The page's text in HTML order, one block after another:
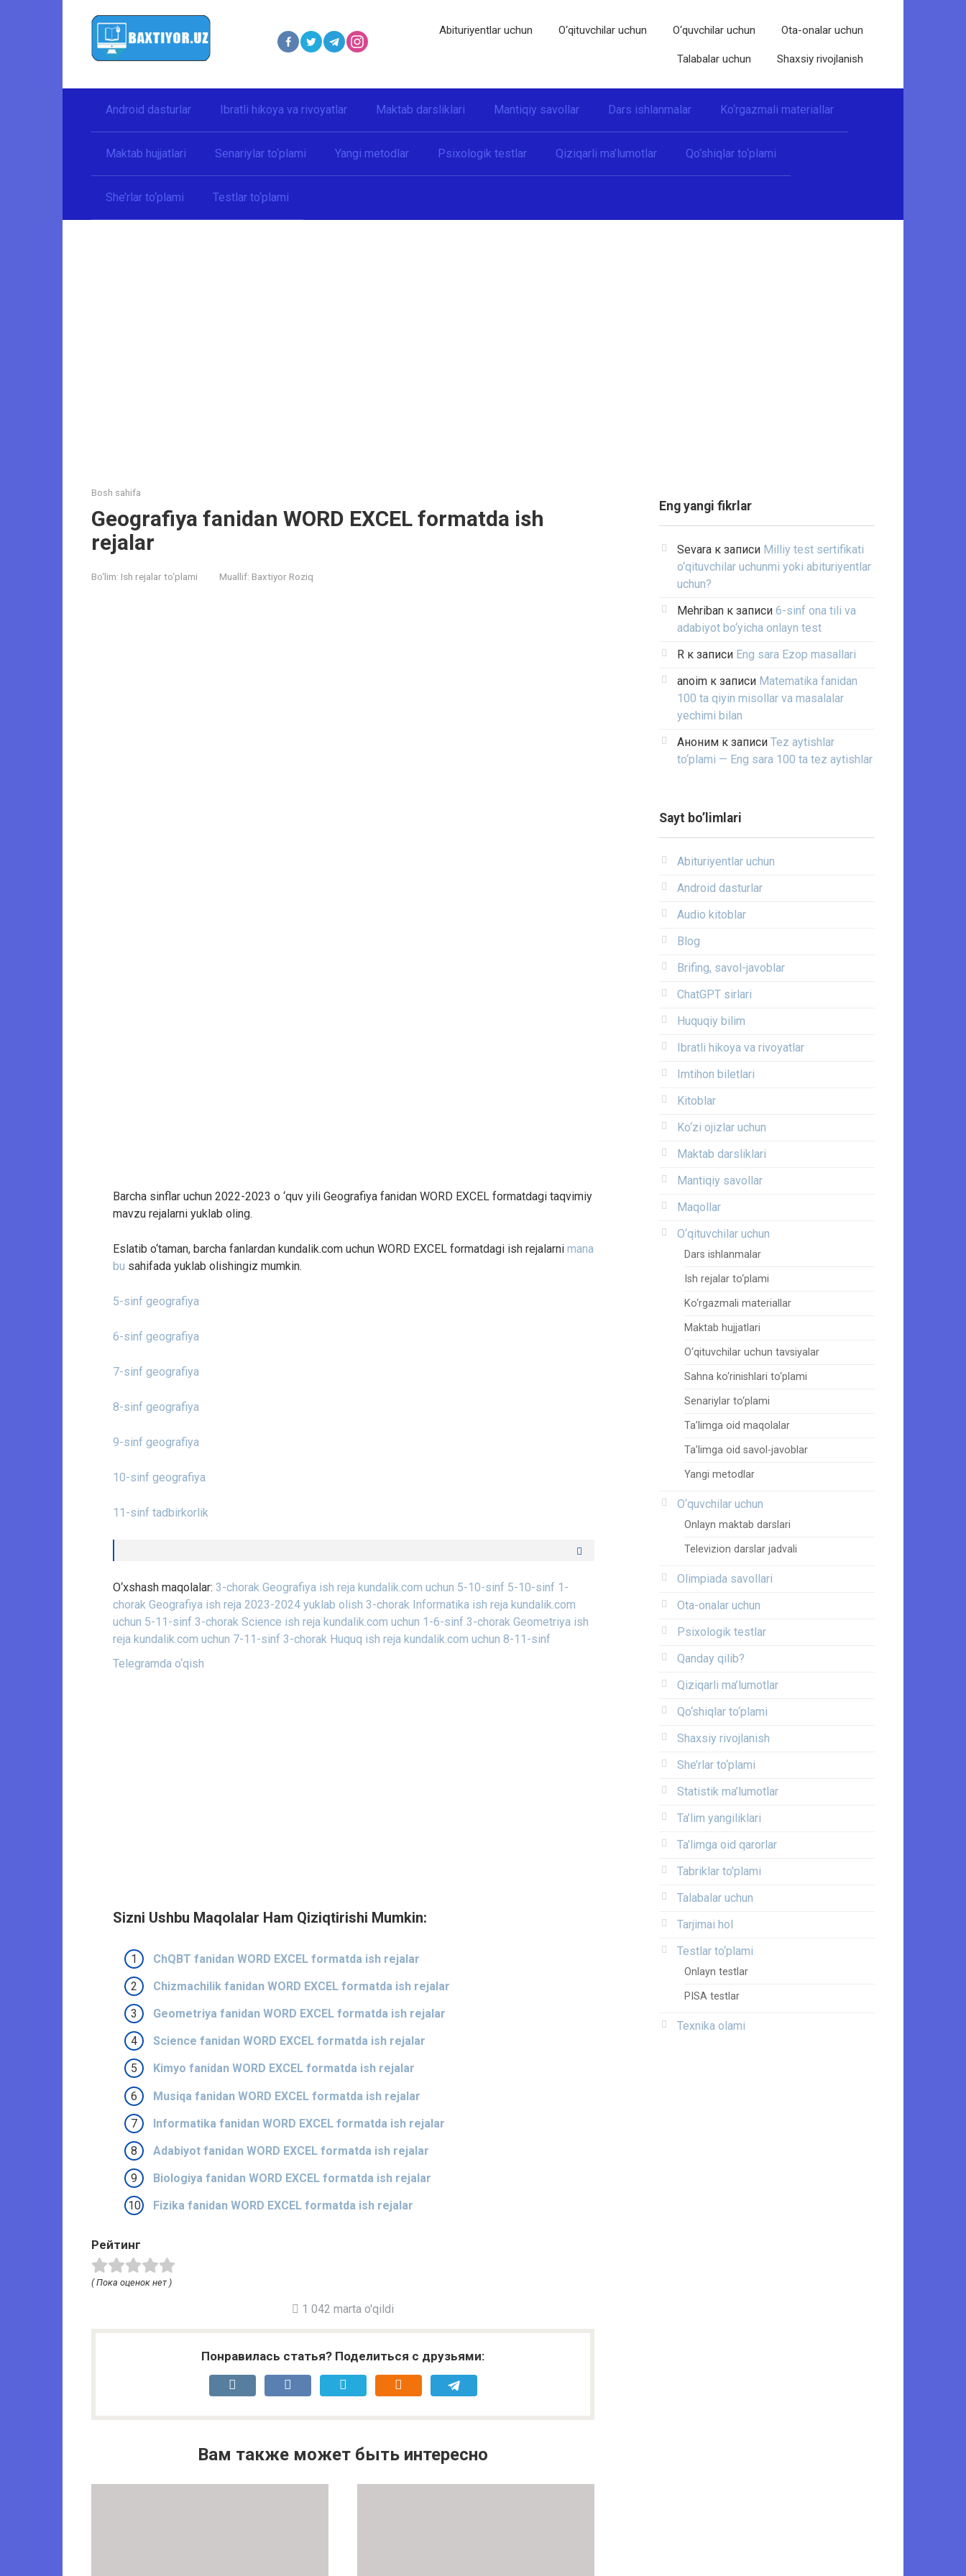
Abituriyentlar uchun O‘qituvchilar uchun O‘quvchilar uchun Ota-onalar uchun
Talabalar uchun Shaxsiy rivojlanish
Android dasturlar Ibratli hikoya va rivoyatlar Maktab darsliklari Mantiqiy savollar Dars ishlanmalar Ko‘rgazmali materiallar
Maktab hujjatlari Senariylar to‘plami Yangi metodlar Psixologik testlar Qiziqarli ma’lumotlar Qo‘shiqlar to‘plami
She’rlar to‘plami Testlar to‘plami
Bosh sahifa
Geografiya fanidan WORD EXCEL formatda ish
rejalar
Bo‘lim: Ish rejalar to‘plami Muallif: Baxtiyor Roziq
Barcha sinflar uchun 2022-2023 o ‘quv yili Geografiya fanidan WORD EXCEL formatdagi taqvimiy
mavzu rejalarni yuklab oling.
Eslatib o‘taman, barcha fanlardan kundalik.com uchun WORD EXCEL formatdagi ish rejalarni mana
bu sahifada yuklab olishingiz mumkin.
5-sinf geografiya
6-sinf geografiya
7-sinf geografiya
8-sinf geografiya
9-sinf geografiya
10-sinf geografiya
11-sinf tadbirkorlik
O‘xshash maqolalar: 3-chorak Geografiya ish reja kundalik.com uchun 5-10-sinf 5-10-sinf 1-
chorak Geografiya ish reja 2023-2024 yuklab olish 3-chorak Informatika ish reja kundalik.com
uchun 5-11-sinf 3-chorak Science ish reja kundalik.com uchun 1-6-sinf 3-chorak Geometriya ish
reja kundalik.com uchun 7-11-sinf 3-chorak Huquq ish reja kundalik.com uchun 8-11-sinf
Telegramda o‘qish
Sizni Ushbu Maqolalar Ham Qiziqtirishi Mumkin:
ChQBT fanidan WORD EXCEL formatda ish rejalar
Chizmachilik fanidan WORD EXCEL formatda ish rejalar
Geometriya fanidan WORD EXCEL formatda ish rejalar
Science fanidan WORD EXCEL formatda ish rejalar
Kimyo fanidan WORD EXCEL formatda ish rejalar
Musiqa fanidan WORD EXCEL formatda ish rejalar
Informatika fanidan WORD EXCEL formatda ish rejalar
Adabiyot fanidan WORD EXCEL formatda ish rejalar
Biologiya fanidan WORD EXCEL formatda ish rejalar
Fizika fanidan WORD EXCEL formatda ish rejalar
Рейтинг
( Пока оценок нет )
1 042 marta o'qildi
Понравилась статья? Поделиться с друзьями:
Вам также может быть интересно
Eng yangi fikrlar
Sevara к записи Milliy test sertifikati
o‘qituvchilar uchunmi yoki abituriyentlar
uchun?
Mehriban к записи 6-sinf ona tili va
adabiyot bo‘yicha onlayn test
R к записи Eng sara Ezop masallari
anoim к записи Matematika fanidan
100 ta qiyin misollar va masalalar
yechimi bilan
Аноним к записи Tez aytishlar
to‘plami — Eng sara 100 ta tez aytishlar
Sayt bo’limlari
Abituriyentlar uchun
Android dasturlar
Audio kitoblar
Blog
Brifing, savol-javoblar
ChatGPT sirlari
Huquqiy bilim
Ibratli hikoya va rivoyatlar
Imtihon biletlari
Kitoblar
Ko‘zi ojizlar uchun
Maktab darsliklari
Mantiqiy savollar
Maqollar
O‘qituvchilar uchun
Dars ishlanmalar
Ish rejalar to‘plami
Ko‘rgazmali materiallar
Maktab hujjatlari
O‘qituvchilar uchun tavsiyalar
Sahna ko‘rinishlari to‘plami
Senariylar to‘plami
Ta’limga oid maqolalar
Ta’limga oid savol-javoblar
Yangi metodlar
O‘quvchilar uchun
Onlayn maktab darslari
Televizion darslar jadvali
Olimpiada savollari
Ota-onalar uchun
Psixologik testlar
Qanday qilib?
Qiziqarli ma’lumotlar
Qo‘shiqlar to‘plami
Shaxsiy rivojlanish
She’rlar to‘plami
Statistik ma’lumotlar
Ta’lim yangiliklari
Ta’limga oid qarorlar
Tabriklar to'plami
Talabalar uchun
Tarjimai hol
Testlar to‘plami
Onlayn testlar
PISA testlar
Texnika olami